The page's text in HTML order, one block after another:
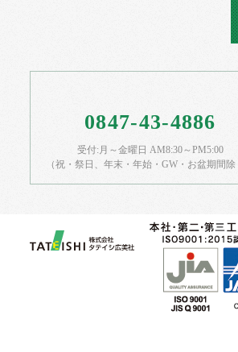
0847-43-4886
受付:月～金曜日 AM8:30～PM5:00
（祝・祭日、年末・年始・GW・お盆期間除